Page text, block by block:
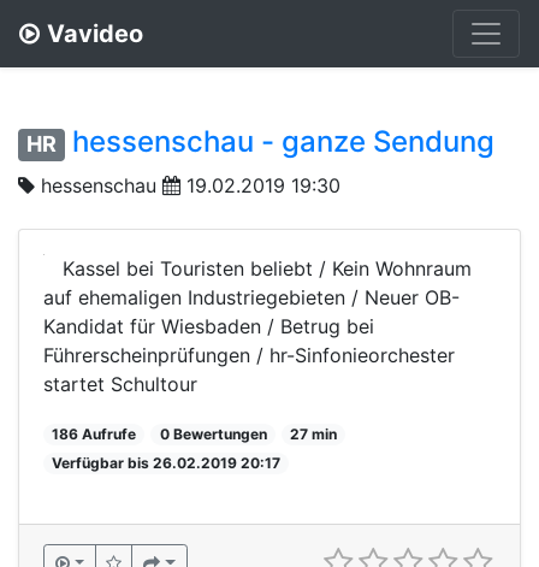
Vavideo
HR hessenschau - ganze Sendung
hessenschau 19.02.2019 19:30
Kassel bei Touristen beliebt / Kein Wohnraum
auf ehemaligen Industriegebieten / Neuer OB-
Kandidat für Wiesbaden / Betrug bei
Führerscheinprüfungen / hr-Sinfonieorchester
startet Schultour
186 Aufrufe 0 Bewertungen
27 min
Verfügbar bis 26.02.2019 20:17